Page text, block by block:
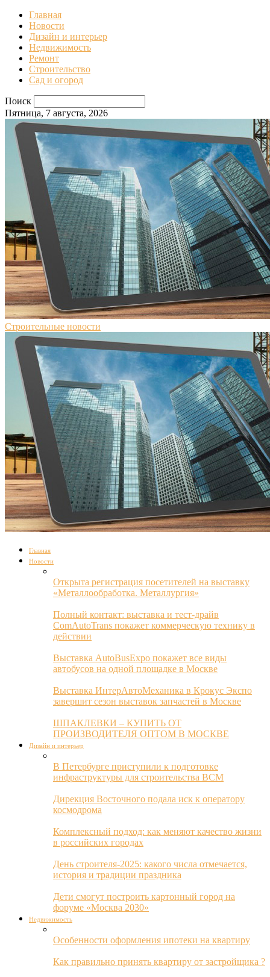
Главная
Новости
Дизайн и интерьер
Недвижимость
Ремонт
Строительство
Сад и огород
Поиск
Пятница, 7 августа, 2026
Строительные новости
Главная
Новости
Открыта регистрация посетителей на выставку
«Металлообработка. Металлургия»
Полный контакт: выставка и тест-драйв
ComAutoTrans покажет коммерческую технику в
действии
Выставка AutoBusExpo покажет все виды
автобусов на одной площадке в Москве
Выставка ИнтерАвтоМеханика в Крокус Экспо
завершит сезон выставок запчастей в Москве
ШПАКЛЕВКИ – КУПИТЬ ОТ
ПРОИЗВОДИТЕЛЯ ОПТОМ В МОСКВЕ
Дизайн и интерьер
В Петербурге приступили к подготовке
инфраструктуры для строительства ВСМ
Дирекция Восточного подала иск к оператору
космодрома
Комплексный подход: как меняют качество жизни
в российских городах
День строителя-2025: какого числа отмечается,
история и традиции праздника
Дети смогут построить картонный город на
форуме «Москва 2030»
Недвижимость
Особенности оформления ипотеки на квартиру
Как правильно принять квартиру от застройщика ?